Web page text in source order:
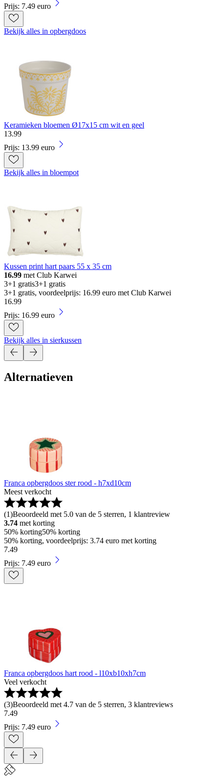
Prijs: 7.49 euro
Bekijk alles in opbergdoos
Keramieken bloemen Ø17x15 cm wit en geel
13.99
Prijs: 13.99 euro
Bekijk alles in bloempot
Kussen print hart paars 55 x 35 cm
16.99 met Club Karwei
3+1 gratis3+1 gratis
3+1 gratis, voordeelprijs: 16.99 euro met Club Karwei
16.99
Prijs: 16.99 euro
Bekijk alles in sierkussen
Alternatieven
Franca opbergdoos ster rood - h7xd10cm
Meest verkocht
(1)Beoordeeld met 5.0 van de 5 sterren, 1 klantreview
3.74 met korting
50% korting50% korting
50% korting, voordeelprijs: 3.74 euro met korting
7.49
Prijs: 7.49 euro
Franca opbergdoos hart rood - l10xb10xh7cm
Veel verkocht
(3)Beoordeeld met 4.7 van de 5 sterren, 3 klantreviews
7.49
Prijs: 7.49 euro